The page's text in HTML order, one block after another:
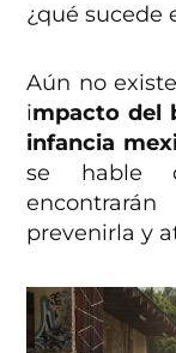
¿qué sucede
Aún no
impacto del
infancia
se hable
prevenirla y